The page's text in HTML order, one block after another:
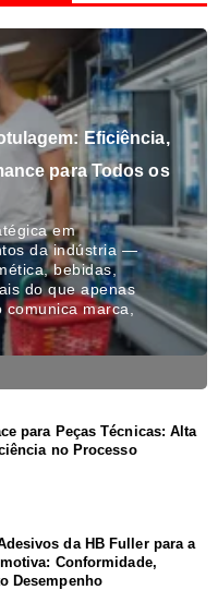
Eficiência,
para Todos os
em
da indústria —
bebidas,
do que apenas
comunica marca,
para Peças Técnicas: Alta
no Processo
da HB Fuller para a
Conformidade,
Desempenho